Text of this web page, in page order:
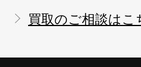
買取のご相談はこ